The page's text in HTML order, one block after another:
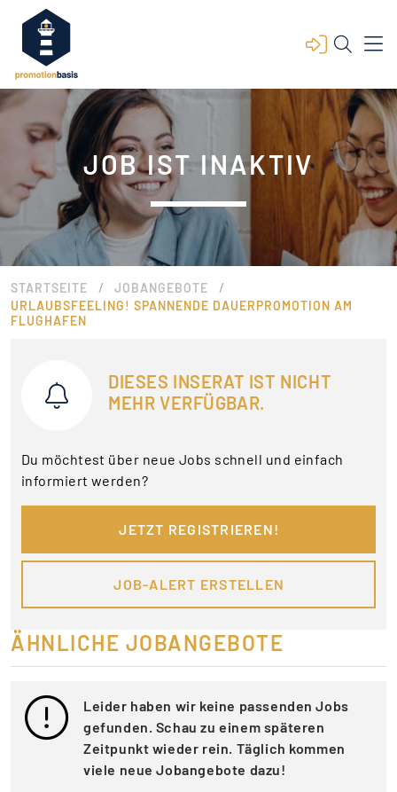
JOB IST INAKTIV
STARTSEITE / JOBANGEBOTE /
URLAUBSFEELING! SPANNENDE DAUERPROMOTION AM
FLUGHAFEN
DIESES INSERAT IST NICHT
MEHR VERFÜGBAR.
Du möchtest über neue Jobs schnell und einfach
informiert werden?
JETZT REGISTRIEREN!
JOB-ALERT ERSTELLEN
ÄHNLICHE JOBANGEBOTE
Leider haben wir keine passenden Jobs
gefunden. Schau zu einem späteren
Zeitpunkt wieder rein. Täglich kommen
viele neue Jobangebote dazu!